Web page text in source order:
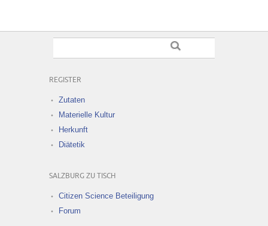
REGISTER
Zutaten
Materielle Kultur
Herkunft
Diätetik
SALZBURG ZU TISCH
Citizen Science Beteiligung
Forum